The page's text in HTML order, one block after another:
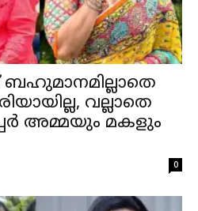
വല്ലാതെ
അമ്മയും മകളും
0